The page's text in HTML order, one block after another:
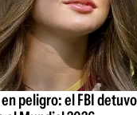
peligro: el FBI